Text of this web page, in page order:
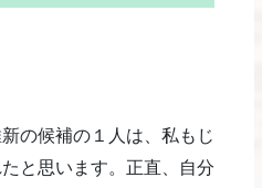
の候補の１人は、私もじ
と思います。正直、自分